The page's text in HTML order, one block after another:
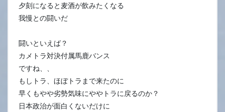
夕刻になると麦酒が飲みたくなる
我慢との闘いだ
闘いといえば？
カメトラ対決付属馬鹿バンス
ですね、、
もしトラ、ほぼトラまで来たのに
早くもやや劣勢気味にややトラに戻るのか？
日本政治が面白くないだけに